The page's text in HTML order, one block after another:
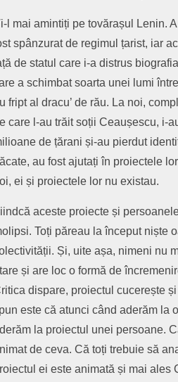
l mai amintiți pe tovărașul Lenin.
spânzurat de regimul țarist, iar
de statul care i-a distrus
a schimbat soarta unei lumi
fript al dracu’ de rău. La noi,
care l-au trăit soții Ceaușescu, i-
de țărani și-au pierdut
au fost ajutați în proiectele
ei și proiectele lor nu existau.
aceste proiecte și
Toți păreau la început niște
Și, uite așa, nimeni nu
și are loc o formă de
dispare, proiectul cucerește
este că atunci când aderăm la
la proiectul unei persoane.
de ceva. Că toți trebuie să
ei este animată și mai ales